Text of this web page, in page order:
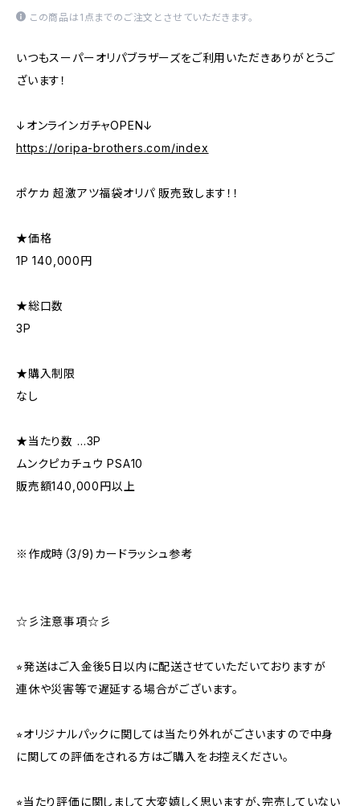
この商品は1点までのご注文とさせていただきます。
いつもスーパーオリパブラザーズをご利用いただきありがとうご
ざいます！
↓オンラインガチャOPEN↓
https://oripa-brothers.com/index
ポケカ 超激アツ福袋オリパ 販売致します！！
★価格
1P 140,000円
★総口数
3P
★購入制限
なし
★当たり数 …3P
ムンクピカチュウ PSA10
販売額140,000円以上
※作成時（3/9)カードラッシュ参考
☆彡注意事項☆彡
⭐︎発送はご入金後5日以内に配送させていただいておりますが
連休や災害等で遅延する場合がございます。
⭐︎オリジナルパックに関しては当たり外れがごさいますので中身
に関しての評価をされる方はご購入をお控えください。
⭐︎当たり評価に関しまして大変嬉しく思いますが、完売していない